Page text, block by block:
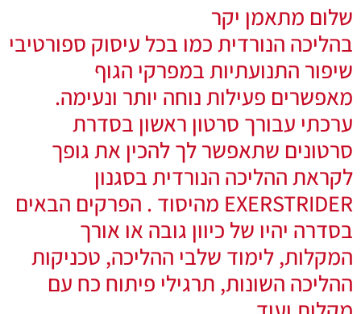
שלום מתאמן יקר
בהליכה הנורדית כמו בכל עיסוק ספורטיבי
שיפור התנועתיות במפרקי הגוף
מאפשרים פעילות נוחה יותר ונעימה.
ערכתי עבורך סרטון ראשון בסדרת
סרטונים שתאפשר לך להכין את גופך
לקראת ההליכה הנורדית בסגנון
EXERSTRIDER מהיסוד . הפרקים הבאים
בסדרה יהיו של כיוון גובה או אורך
המקלות, לימוד שלבי ההליכה, טכניקות
ההליכה השונות, תרגילי פיתוח כח עם